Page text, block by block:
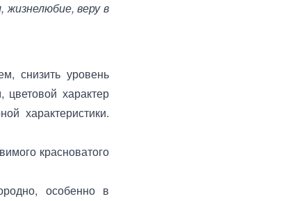
веру в
снизить уровень
цветовой характер
характеристики.
красноватого
особенно в